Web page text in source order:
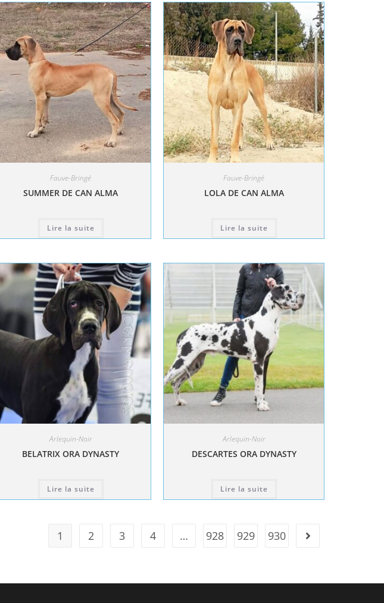
Fauve-Bringé
SUMMER DE CAN ALMA
Lire la suite
Fauve-Bringé
LOLA DE CAN ALMA
Lire la suite
Arlequin-Noir
BELATRIX ORA DYNASTY
Lire la suite
Arlequin-Noir
DESCARTES ORA DYNASTY
Lire la suite
1 2 3 4 … 928 929 930